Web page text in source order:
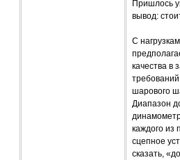
Пришлось
вывод:
С
качества в
шарового
Диапазон
каждого из
сцепное
сказать,